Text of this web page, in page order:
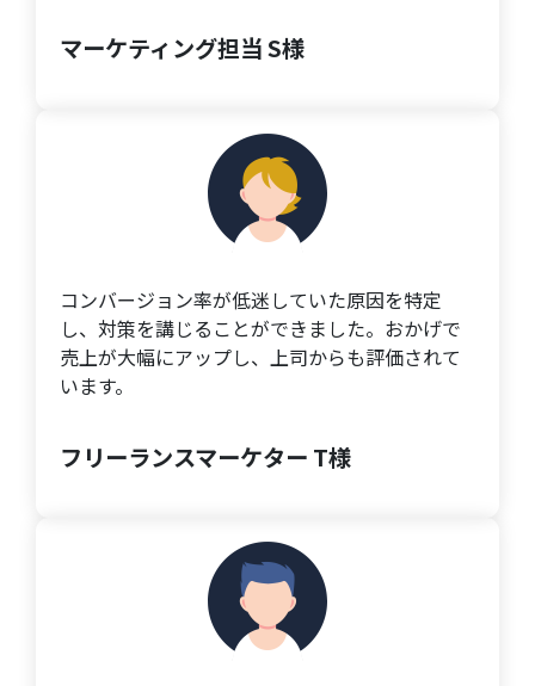
マーケティング担当 S様
コンバージョン率が低迷していた原因を特定
し、対策を講じることができました。おかげで
売上が大幅にアップし、上司からも評価されて
います。
フリーランスマーケター T様